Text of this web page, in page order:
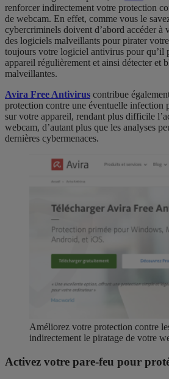
renforcer indirectement votre protection
de webcam. En effet, comme vous le
cybercriminels doivent d’abord accéder à
des logiciels malveillants pour pirater
toujours votre logiciel antivirus pour qu’il
appareil régulièrement et ainsi détecter et
malveillantes.
Avira Free Antivirus contribue
protection contre une éventuelle infection
sur votre appareil, rendant plus difficile
webcam, d’autant plus que les analyses
dernières cybermenaces.
Améliorez votre protection contre
indirectement le piratage de votre
Activez votre pare-feu pour